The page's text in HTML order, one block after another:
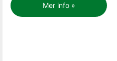
Mer info »